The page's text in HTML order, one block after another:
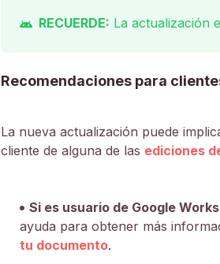
RECUERDE: La actualización
Recomendaciones para
La nueva actualización puede
cliente de alguna de las ediciones
Si es usuario de Google
ayuda para obtener más
tu documento.